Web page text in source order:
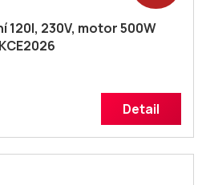
120l, 230V, motor 500W
Detail